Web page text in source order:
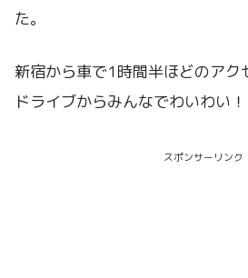
た。
新宿から車で1時間半ほどのアク
ドライブからみんなでわいわい！
スポンサーリンク